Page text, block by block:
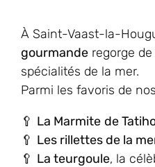
À Saint-Vaast-la-
gourmande regorge
spécialités de la mer.
Parmi les favoris de
🥄 La Marmite de
🥄 Les rillettes de la
🥄 La teurgoule, la